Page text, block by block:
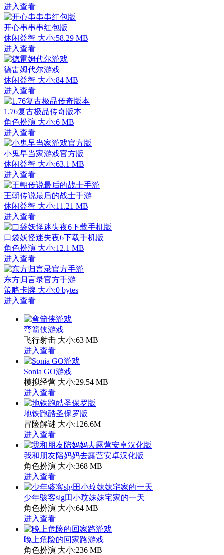
进入查看
开心串串串红包版
休闲益智 大小:58.29 MB
进入查看
德雷姆代尔游戏
休闲益智 大小:84 MB
进入查看
1.76复古极品传奇版本
角色扮演 大小:6 MB
进入查看
小鬼早当家游戏官方版
休闲益智 大小:63.1 MB
进入查看
王朝传说最后的战士手游
休闲益智 大小:11.21 MB
进入查看
口袋妖怪迷失夜6下载手机版
角色扮演 大小:12.1 MB
进入查看
东方归言录官方手游
策略卡牌 大小:0 bytes
进入查看
弯箭侠游戏
飞行射击 大小:63 MB
进入查看
Sonia GO游戏
模拟经营 大小:29.54 MB
进入查看
地铁跑酷圣保罗版
冒险解谜 大小:126.6M
进入查看
我和朋友陪妈妈去露营安卓汉化版
角色扮演 大小:368 MB
进入查看
少年骇客slg田小玟妹妹宅家的一天
角色扮演 大小:64 MB
进入查看
晚上危险的回家路游戏
角色扮演 大小:236 MB